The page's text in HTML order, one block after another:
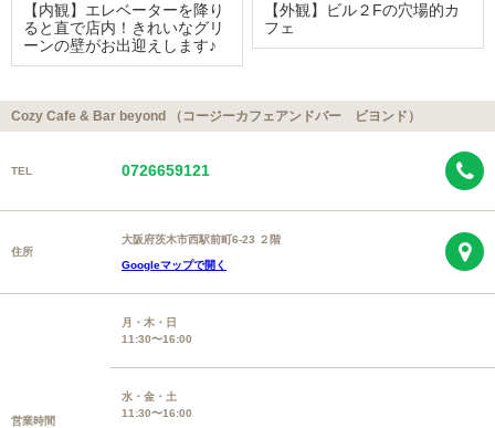
【内観】エレベーターを降り
ると直で店内！きれいなグリ
ーンの壁がお出迎えします♪
【外観】ビル２Fの穴場的カ
フェ
Cozy Cafe & Bar beyond （コージーカフェアンドバー ビヨンド）
TEL 0726659121
住所
大阪府茨木市西駅前町6-23 ２階
Googleマップで開く
営業時間
月・木・日
11:30〜16:00
水・金・土
11:30〜16:00